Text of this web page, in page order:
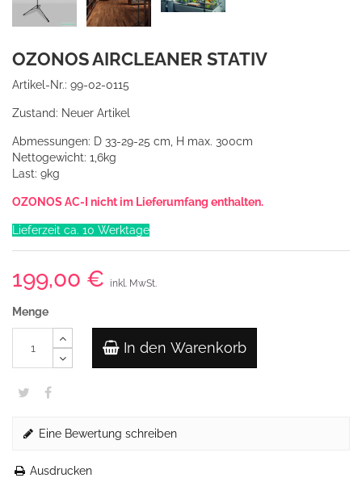
OZONOS AIRCLEANER STATIV
Artikel-Nr.: 99-02-0115
Zustand: Neuer Artikel
Abmessungen: D 33-29-25 cm, H max. 300cm
Nettogewicht: 1,6kg
Last: 9kg
OZONOS AC-I nicht im Lieferumfang enthalten.
Lieferzeit ca. 10 Werktage
199,00 € inkl. MwSt.
Menge
In den Warenkorb
Eine Bewertung schreiben
Ausdrucken